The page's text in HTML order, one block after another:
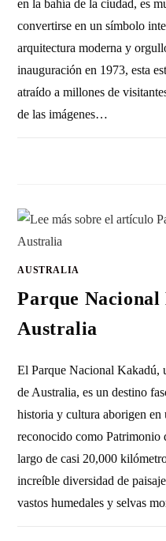
en la bahía de la ciudad, es
convertirse en un símbolo
arquitectura moderna y
inauguración en 1973, esta
atraído a millones de
de las imágenes…
AUSTRALIA
Parque Nacional
Australia
El Parque Nacional Kakadú,
de Australia, es un destino
historia y cultura aborigen en
reconocido como Patrimonio
largo de casi 20,000
increíble diversidad de
vastos humedales y selvas